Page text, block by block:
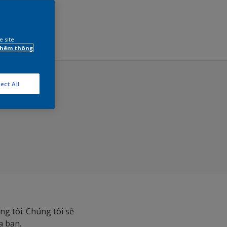
tôi. Chúng tôi sẽ
bạn.
site
thông
All